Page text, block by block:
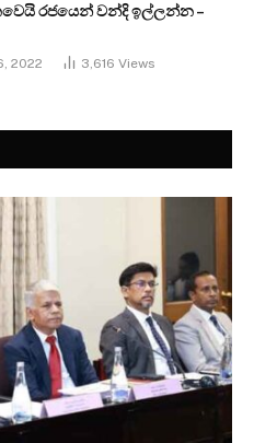
රජයෙන් වන්දි ඉල්ලන්න –
2022 3,616 Views